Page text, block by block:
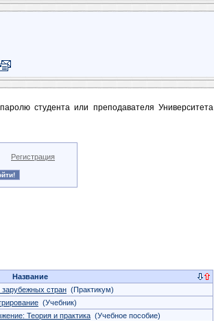
студента или преподавателя Университета
Регистрация
Название
стран (Практикум)
(Учебник)
Теория и практика (Учебное пособие)